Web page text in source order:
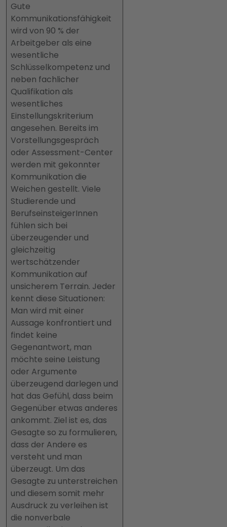
Gute
Kommunikationsfähigkeit
wird von 90 % der
Arbeitgeber als eine
wesentliche
Schlüsselkompetenz und
neben fachlicher
Qualifikation als
wesentliches
Einstellungskriterium
angesehen. Bereits im
Vorstellungsgespräch
oder Assessment-Center
werden mit gekonnter
Kommunikation die
Weichen gestellt. Viele
Studierende und
BerufseinsteigerInnen
fühlen sich bei
überzeugender und
gleichzeitig
wertschätzender
Kommunikation auf
unsicherem Terrain. Jeder
kennt diese Situationen:
Man wird mit einer
Aussage konfrontiert und
findet keine
Gegenantwort, man
möchte seine Leistung
oder Argumente
überzeugend darlegen und
hat das Gefühl, dass beim
Gegenüber etwas anderes
ankommt. Ziel ist es, das
Gesagte so zu formulieren,
dass der Andere es
versteht und man
überzeugt. Um das
Gesagte zu unterstreichen
und diesem somit mehr
Ausdruck zu verleihen ist
die nonverbale